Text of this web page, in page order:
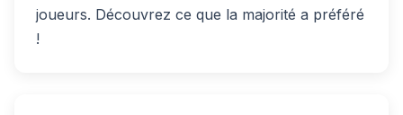
joueurs. Découvrez ce que la majorité a préféré
!